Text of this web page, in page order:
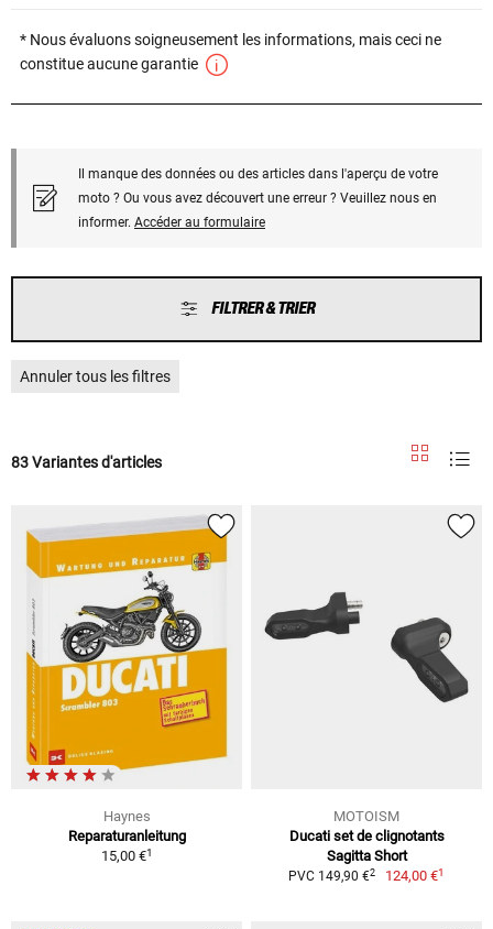
* Nous évaluons soigneusement les informations, mais ceci ne
constitue aucune garantie
Il manque des données ou des articles dans l'aperçu de votre
moto ? Ou vous avez découvert une erreur ? Veuillez nous en
informer. Accéder au formulaire
FILTRER & TRIER
Annuler tous les filtres
83 Variantes d'articles
Haynes
Reparaturanleitung
15,00 €1
MOTOISM
Ducati set de clignotants
Sagitta Short
PVC 149,90 €2 124,00 €1